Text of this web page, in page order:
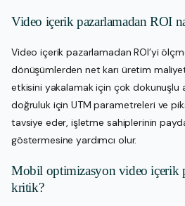
Video içerik pazarlamadan ROI
Video içerik pazarlamadan ROI’yi
dönüşümlerden net karı üretim
etkisini yakalamak için çok dokunuşlu
doğruluk için UTM parametreleri ve
tavsiye eder, işletme sahiplerinin
göstermesine yardımcı olur.
Mobil optimizasyon video içerik
kritik?